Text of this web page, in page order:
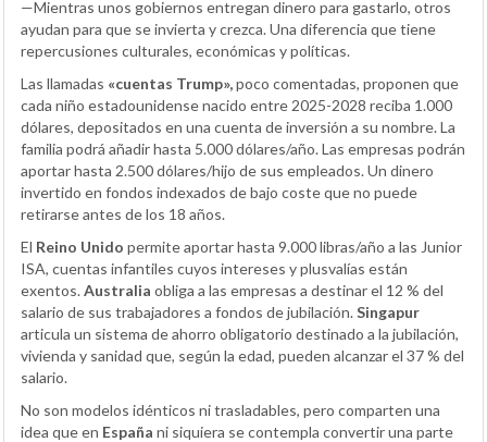
—Mientras unos gobiernos entregan dinero para gastarlo, otros
ayudan para que se invierta y crezca. Una diferencia que tiene
repercusiones culturales, económicas y políticas.
Las llamadas «cuentas Trump»,poco comentadas, proponen que
cada niño estadounidense nacido entre 2025-2028 reciba 1.000
dólares, depositados en una cuenta de inversión a su nombre. La
familia podrá añadir hasta 5.000 dólares/año. Las empresas podrán
aportar hasta 2.500 dólares/hijo de sus empleados. Un dinero
invertido en fondos indexados de bajo coste que no puede
retirarse antes de los 18 años.
El Reino Unido permite aportar hasta 9.000 libras/año a las Junior
ISA, cuentas infantiles cuyos intereses y plusvalías están
exentos.Australia obliga a las empresas a destinar el 12 % del
salario de sus trabajadores a fondos de jubilación.Singapur
articula un sistema de ahorro obligatorio destinado a la jubilación,
vivienda y sanidad que, según la edad, pueden alcanzar el 37 % del
salario.
No son modelos idénticos ni trasladables, pero comparten una
idea que en España ni siquiera se contempla convertir una parte